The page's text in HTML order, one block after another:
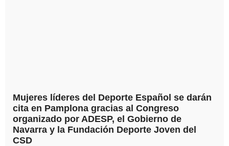
Mujeres líderes del Deporte Español se darán
cita en Pamplona gracias al Congreso
organizado por ADESP, el Gobierno de
Navarra y la Fundación Deporte Joven del
CSD